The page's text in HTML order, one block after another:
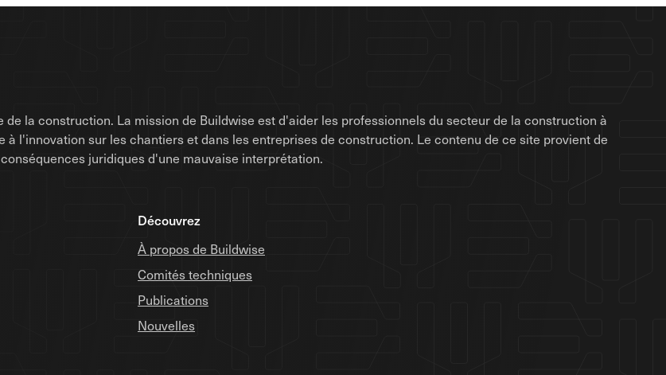
la construction. La mission de Buildwise est d'aider les professionnels du secteur de la construction à
l'innovation sur les chantiers et dans les entreprises de construction. Le contenu de ce site provient de
juridiques d'une mauvaise interprétation.
Découvrez
À propos de Buildwise
Comités techniques
Publications
Nouvelles